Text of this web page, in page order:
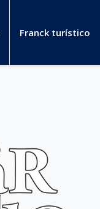
Franck turístico